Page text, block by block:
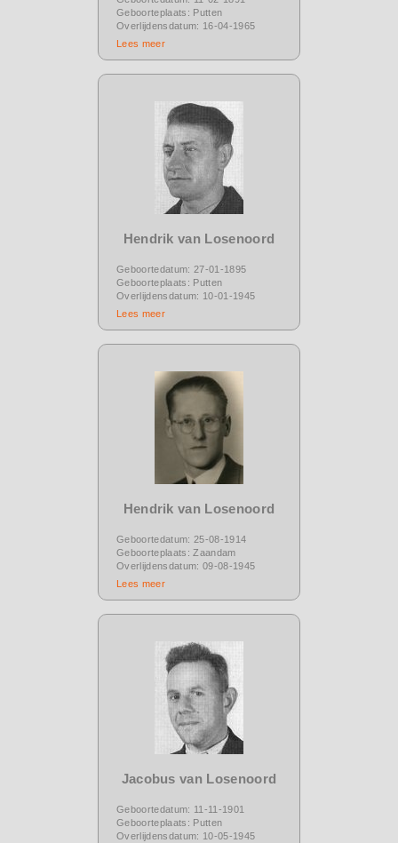
Geboorteplaats: Putten
Overlijdensdatum: 16-04-1965
Lees meer
Hendrik van Losenoord
Geboortedatum: 27-01-1895
Geboorteplaats: Putten
Overlijdensdatum: 10-01-1945
Lees meer
Hendrik van Losenoord
Geboortedatum: 25-08-1914
Geboorteplaats: Zaandam
Overlijdensdatum: 09-08-1945
Lees meer
Jacobus van Losenoord
Geboortedatum: 11-11-1901
Geboorteplaats: Putten
Overlijdensdatum: 10-05-1945